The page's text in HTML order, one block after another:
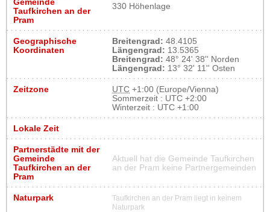
Gemeinde
Taufkirchen an der
Pram
330 Höhenlage
Geographische
Koordinaten
Breitengrad: 48.4105
Längengrad: 13.5365
Breitengrad: 48° 24' 38'' Norden
Längengrad: 13° 32' 11'' Osten
Zeitzone UTC +1:00 (Europe/Vienna)
Sommerzeit : UTC +2:00
Winterzeit : UTC +1:00
Lokale Zeit
Partnerstädte mit der
Gemeinde
Taufkirchen an der
Pram
Aktuell hat die Gemeinde Taufkirchen
an der Pram keine Partnergemeinden
Naturpark
Taufkirchen an der Pram liegt in keinem
Naturpark